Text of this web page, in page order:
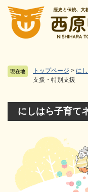
メニ
現在地 トップページ > に
支援・特別支援
にしはら子育て